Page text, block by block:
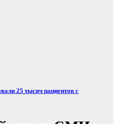
25 тысяч пациентов с